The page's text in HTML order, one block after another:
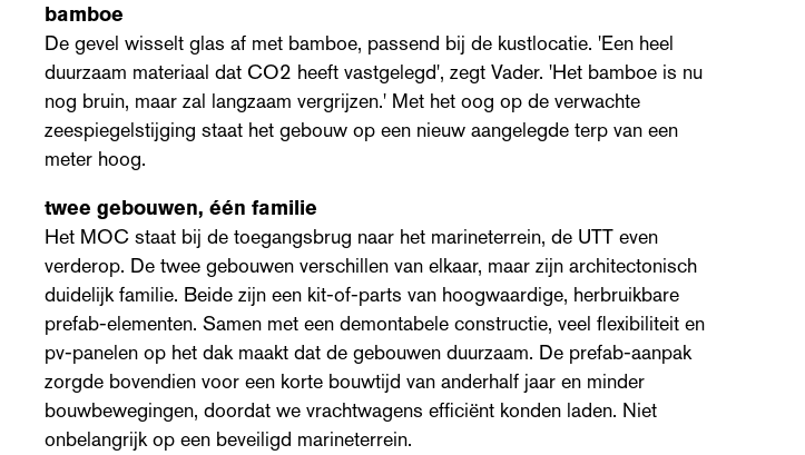
bamboe
De gevel wisselt glas af met bamboe, passend bij de kustlocatie. 'Een heel
duurzaam materiaal dat CO2 heeft vastgelegd', zegt Vader. 'Het bamboe is nu
nog bruin, maar zal langzaam vergrijzen.' Met het oog op de verwachte
zeespiegelstijging staat het gebouw op een nieuw aangelegde terp van een
meter hoog.
twee gebouwen, één familie
Het MOC staat bij de toegangsbrug naar het marineterrein, de UTT even
verderop. De twee gebouwen verschillen van elkaar, maar zijn architectonisch
duidelijk familie. Beide zijn een kit-of-parts van hoogwaardige, herbruikbare
prefab-elementen. Samen met een demontabele constructie, veel flexibiliteit en
pv-panelen op het dak maakt dat de gebouwen duurzaam. De prefab-aanpak
zorgde bovendien voor een korte bouwtijd van anderhalf jaar en minder
bouwbewegingen, doordat we vrachtwagens efficiënt konden laden. Niet
onbelangrijk op een beveiligd marineterrein.